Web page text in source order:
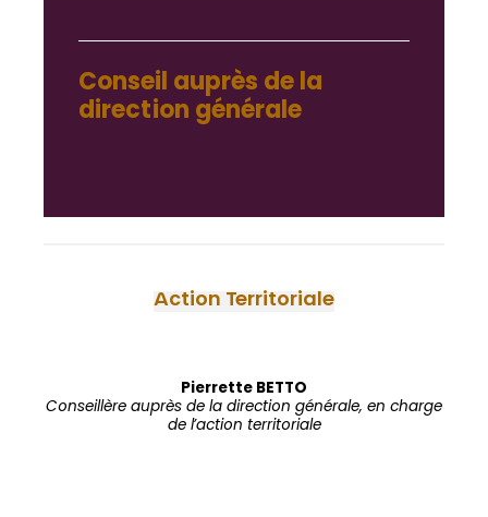
Conseil auprès de la
direction générale
Action Territoriale
Pierrette BETTO
Conseillère auprès de la direction générale, en charge
de l’action territoriale